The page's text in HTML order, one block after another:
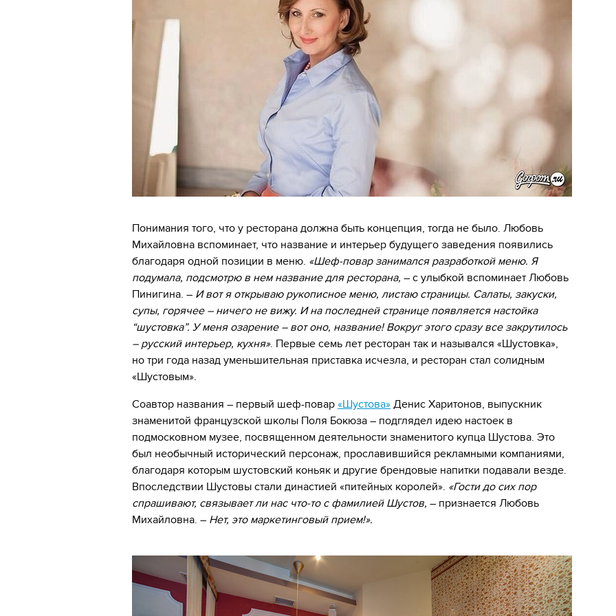
Понимания того, что у ресторана должна быть концепция, тогда не было. Любовь
Михайловна вспоминает, что название и интерьер будущего заведения появились
благодаря одной позиции в меню. «Шеф-повар занимался разработкой меню. Я
подумала, подсмотрю в нем название для ресторана, – с улыбкой вспоминает Любовь
Пинигина. – И вот я открываю рукописное меню, листаю страницы. Салаты, закуски,
супы, горячее – ничего не вижу. И на последней странице появляется настойка
“шустовка”. У меня озарение – вот оно, название! Вокруг этого сразу все закрутилось
– русский интерьер, кухня». Первые семь лет ресторан так и назывался «Шустовка»,
но три года назад уменьшительная приставка исчезла, и ресторан стал солидным
«Шустовым».
Соавтор названия – первый шеф-повар «Шустова» Денис Харитонов, выпускник
знаменитой французской школы Поля Бокюза – подглядел идею настоек в
подмосковном музее, посвященном деятельности знаменитого купца Шустова. Это
был необычный исторический персонаж, прославившийся рекламными компаниями,
благодаря которым шустовский коньяк и другие брендовые напитки подавали везде.
Впоследствии Шустовы стали династией «питейных королей». «Гости до сих пор
спрашивают, связывает ли нас что-то с фамилией Шустов, – признается Любовь
Михайловна. – Нет, это маркетинговый прием!».